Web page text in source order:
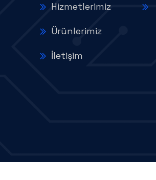
Hizmetlerimiz
Ürünlerimiz
İletişim